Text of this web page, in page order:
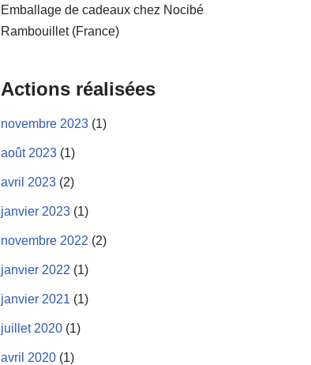
Emballage de cadeaux chez Nocibé
Rambouillet (France)
Actions réalisées
novembre 2023 (1)
août 2023 (1)
avril 2023 (2)
janvier 2023 (1)
novembre 2022 (2)
janvier 2022 (1)
janvier 2021 (1)
juillet 2020 (1)
avril 2020 (1)